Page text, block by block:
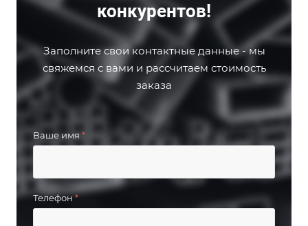
конкурентов!
Заполните свои контактные данные - мы
свяжемся с вами и рассчитаем стоимость
заказа
Ваше имя *
Телефон*